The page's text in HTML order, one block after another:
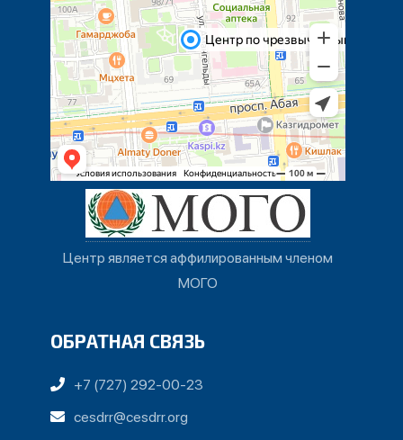
Центр является аффилированным членом
МОГО
ОБРАТНАЯ СВЯЗЬ
+7 (727) 292-00-23
cesdrr@cesdrr.org